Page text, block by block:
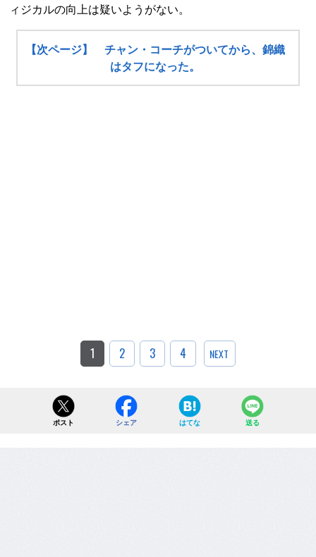
ィジカルの向上は疑いようがない。
【次ページ】 チャン・コーチがついてから、錦織
はタフになった。
1 2 3 4 NEXT
ポスト シェア はてな 送る